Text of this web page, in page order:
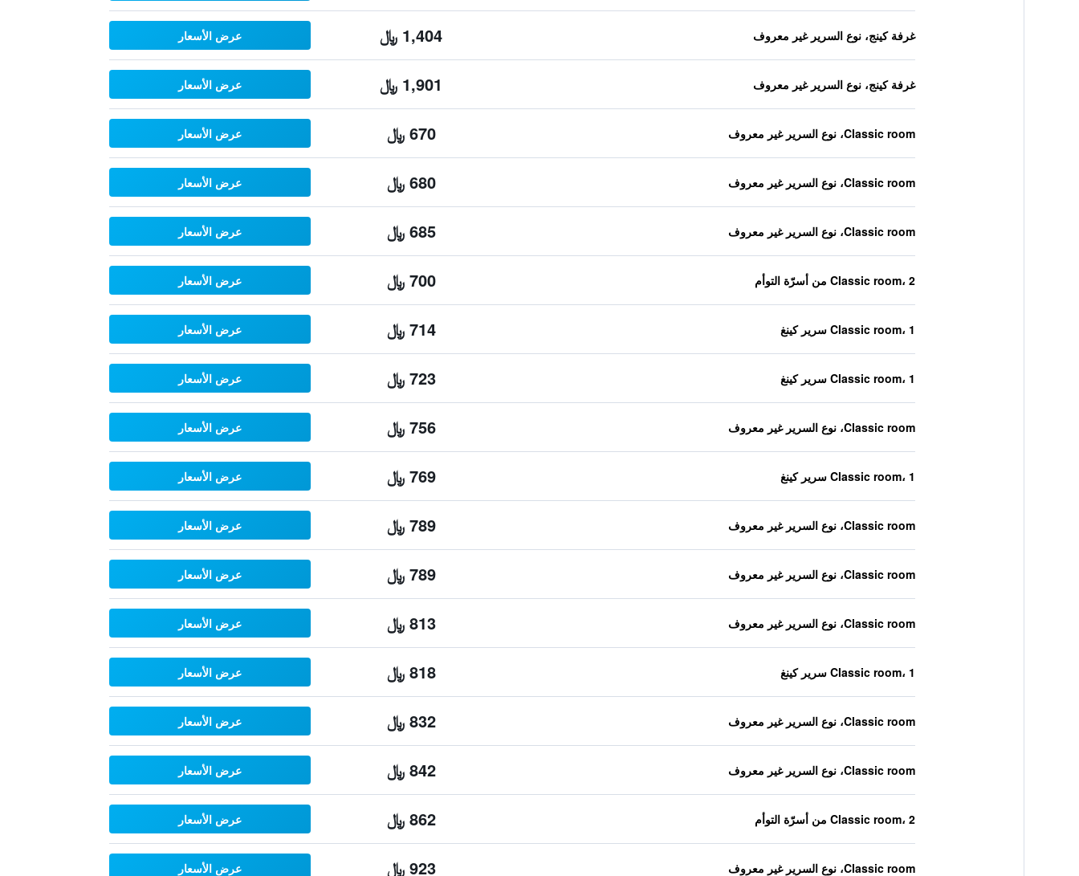
غرفة كينج، نوع السرير غير معروف 1,404 ﷼ عرض الأسعار
غرفة كينج، نوع السرير غير معروف 1,901 ﷼ عرض الأسعار
Classic room، نوع السرير غير معروف 670 ﷼ عرض الأسعار
Classic room، نوع السرير غير معروف 680 ﷼ عرض الأسعار
Classic room، نوع السرير غير معروف 685 ﷼ عرض الأسعار
Classic room، 2 من أسرّة التوأم 700 ﷼ عرض الأسعار
Classic room، 1 سرير كينغ 714 ﷼ عرض الأسعار
Classic room، 1 سرير كينغ 723 ﷼ عرض الأسعار
Classic room، نوع السرير غير معروف 756 ﷼ عرض الأسعار
Classic room، 1 سرير كينغ 769 ﷼ عرض الأسعار
Classic room، نوع السرير غير معروف 789 ﷼ عرض الأسعار
Classic room، نوع السرير غير معروف 789 ﷼ عرض الأسعار
Classic room، نوع السرير غير معروف 813 ﷼ عرض الأسعار
Classic room، 1 سرير كينغ 818 ﷼ عرض الأسعار
Classic room، نوع السرير غير معروف 832 ﷼ عرض الأسعار
Classic room، نوع السرير غير معروف 842 ﷼ عرض الأسعار
Classic room، 2 من أسرّة التوأم 862 ﷼ عرض الأسعار
Classic room، نوع السرير غير معروف 923 ﷼ عرض الأسعار